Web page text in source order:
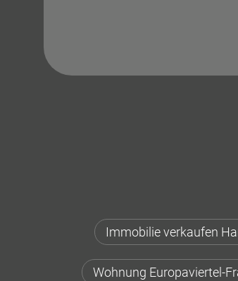
Immobilie verkaufen
Wohnung Europaviertel-